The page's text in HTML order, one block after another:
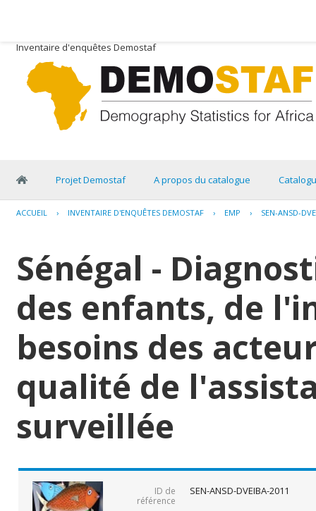
Inventaire d'enquêtes Demostaf
Projet Demostaf A propos du catalogue
ACCUEIL › INVENTAIRE D'ENQUÊTES DEMOSTAF › EMP › SEN-ANSD-
Sénégal -
des enfants, de
besoins des
qualité de
surveillée
ID de
référence
SEN-ANSD-DVEIBA-2011